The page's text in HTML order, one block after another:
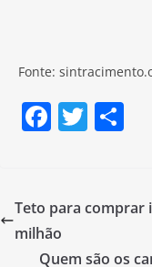
Fonte:
F
e
b
T
er e
Teto para comprar
milhão
Quem são os